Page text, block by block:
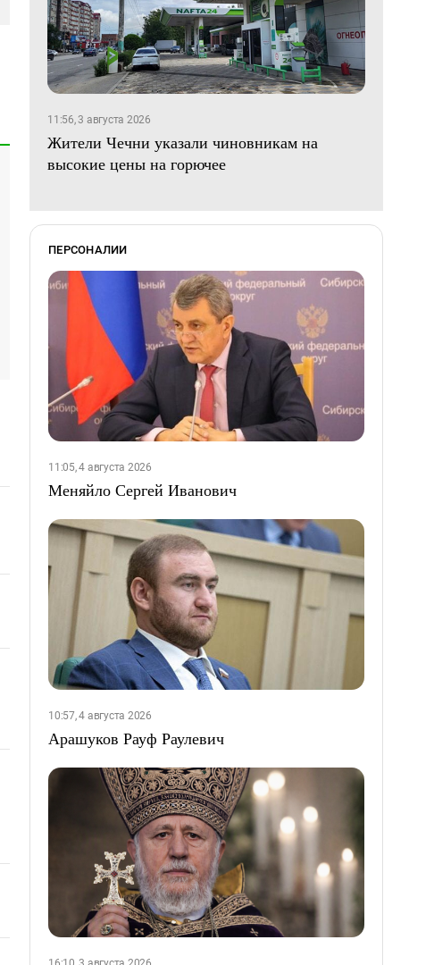
11:56, 3 августа 2026
Жители Чечни указали чиновникам на
высокие цены на горючее
ПЕРСОНАЛИИ
11:05, 4 августа 2026
Меняйло Сергей Иванович
10:57, 4 августа 2026
Арашуков Рауф Раулевич